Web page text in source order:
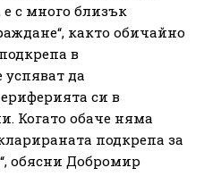
е с много близък
както обичайно
в
успяват да
си в
Когато обаче няма
подкрепа за
обясни Добромир